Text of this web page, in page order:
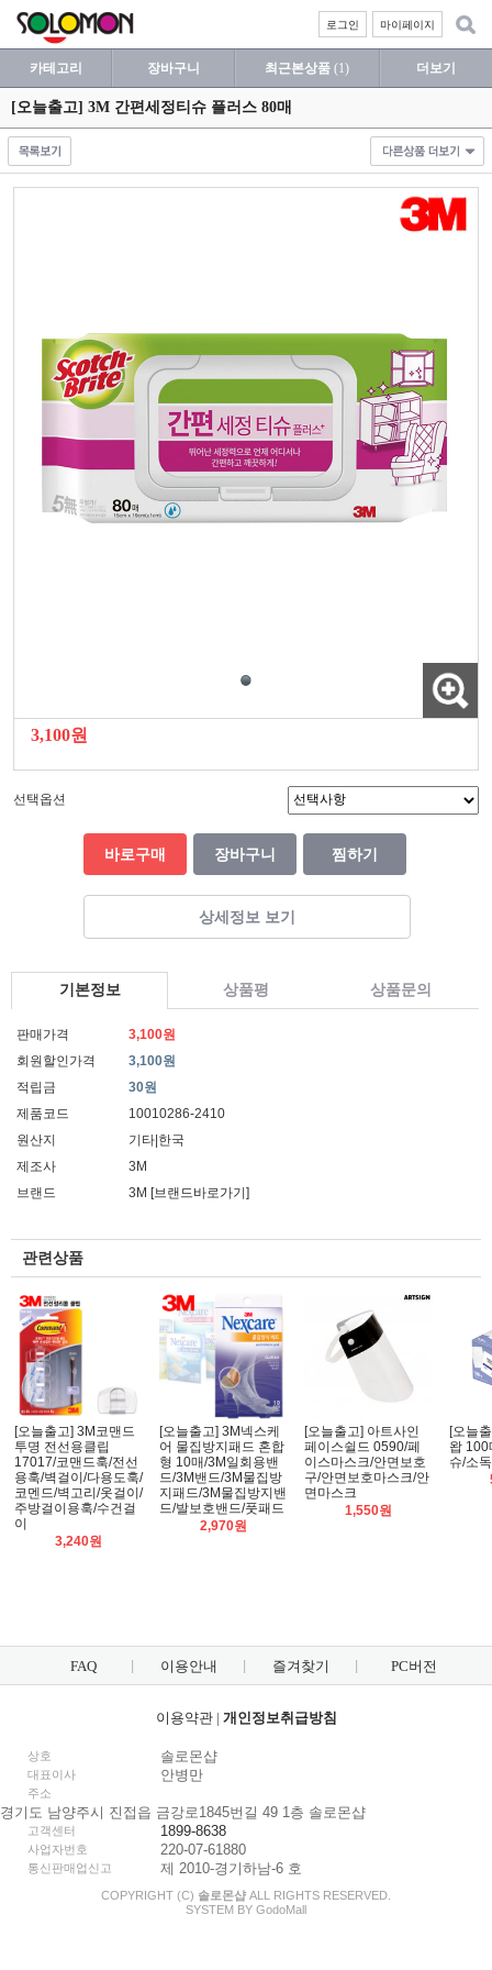
마이페이지
로그인
카테고리 장바구니 최근본상품 (1) 더보기
[오늘출고] 3M 간편세정티슈 플러스 80매
3,100원
선택옵션
바로구매 장바구니 찜하기
상세정보 보기
기본정보 상품평 상품문의
판매가격
3,100원
회원할인가격
3,100원
적립금
30원
제품코드
10010286-2410
원산지
기타|한국
제조사
3M
브랜드
3M [브랜드바로가기]
관련상품
[오늘출고] 3M코맨드
투명 전선용클립
17017/코맨드훅/전선
용훅/벽걸이/다용도훅/
코멘드/벽고리/옷걸이/
주방걸이용훅/수건걸
이
3,240원
[오늘출고] 3M넥스케
어 물집방지패드 혼합
형 10매/3M일회용밴
드/3M밴드/3M물집방
지패드/3M물집방지밴
드/발보호밴드/풋패드
2,970원
[오늘출고] 아트사인
페이스쉴드 0590/페
이스마스크/안면보호
구/안면보호마스크/안
면마스크
1,550원
[오늘
왑 100
슈/소
FAQ 이용안내 즐겨찾기 PC버전
이용약관| 개인정보취급방침
상호 솔로몬샵
대표이사 안병만
주소
경기도 남양주시 진접읍 금강로1845번길 49 1층 솔로몬샵
고객센터 1899-8638
사업자번호 220-07-61880
통신판매업신고 제 2010-경기하남-6 호
COPYRIGHT (C) 솔로몬샵 ALL RIGHTS RESERVED.
SYSTEM BY GodoMall